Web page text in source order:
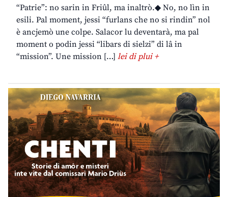
“Patrie”: no sarin in Friûl, ma inaltrò.◆ No, no lìn in
esili. Pal moment, jessi “furlans che no si rindin” nol
è ancjemò une colpe. Salacor lu deventarà, ma pal
moment o podin jessi “libars di sielzi” di lâ in
“mission”. Une mission […] lei di plui +